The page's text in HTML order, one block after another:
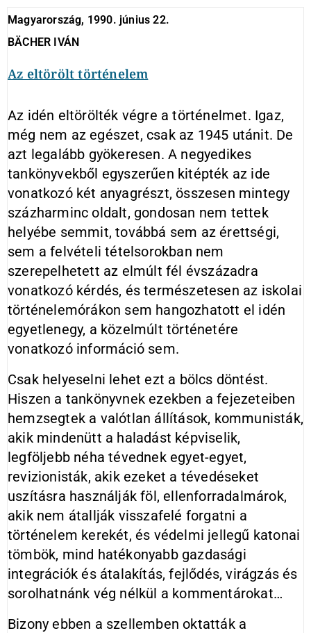
Magyarország, 1990. június 22.
BÄCHER IVÁN
Az eltörölt történelem
Az idén eltörölték végre a történelmet. Igaz,
még nem az egészet, csak az 1945 utánit. De
azt legalább gyökeresen. A negyedikes
tankönyvekből egyszerűen kitépték az ide
vonatkozó két anyagrészt, összesen mintegy
százharminc oldalt, gondosan nem tettek
helyébe semmit, továbbá sem az érettségi,
sem a felvételi tételsorokban nem
szerepelhetett az elmúlt fél évszázadra
vonatkozó kérdés, és természetesen az iskolai
történelemórákon sem hangozhatott el idén
egyetlenegy, a közelmúlt történetére
vonatkozó információ sem.
Csak helyeselni lehet ezt a bölcs döntést.
Hiszen a tankönyvnek ezekben a fejezeteiben
hemzsegtek a valótlan állítások, kommunisták,
akik mindenütt a haladást képviselik,
legföljebb néha tévednek egyet-egyet,
revizionisták, akik ezeket a tévedéseket
uszításra használják föl, ellenforradalmárok,
akik nem átallják visszafelé forgatni a
történelem kerekét, és védelmi jellegű katonai
tömbök, mind hatékonyabb gazdasági
integrációk és átalakítás, fejlődés, virágzás és
sorolhatnánk vég nélkül a kommentárokat…
Bizony ebben a szellemben oktatták a